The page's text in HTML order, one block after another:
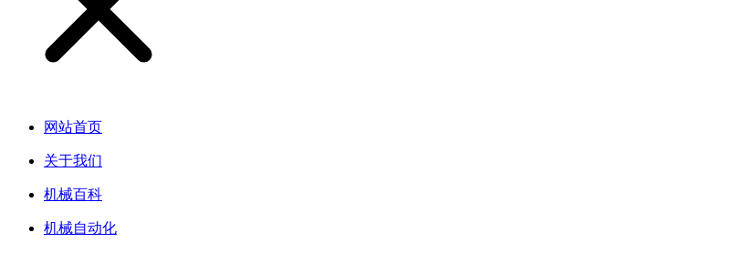
网站首页
关于我们
机械百科
机械自动化